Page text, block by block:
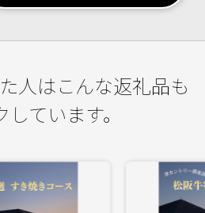
人はこんな返礼品も
しています。